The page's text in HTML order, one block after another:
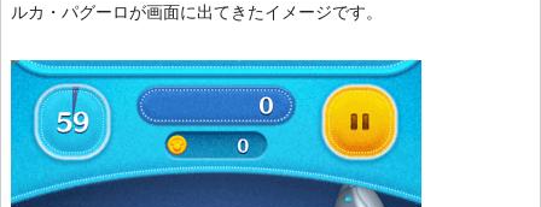
ルカ・パグーロが画面に出てきたイメージです。